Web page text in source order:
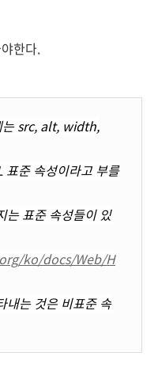
한다.
는 src, alt, width,
표준 속성이라고 부를
는 표준 속성들이 있
ko/docs/Web/H
내는 것은 비표준 속